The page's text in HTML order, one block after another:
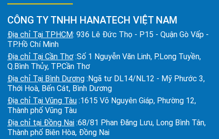
CÔNG TY TNHH HANATECH VIỆT NAM
Địa chỉ Tại TPHCM: 936 Lê Đức Thọ - P15 - Quận Gò Vấp -
TP.Hồ Chí Minh
Địa chỉ Tại Cần Thơ :Số 1 Nguyễn Văn Linh, P.Long Tuyền,
Q.Bình Thủy, TP.Cần Thơ
Địa chỉ Tại Bình Dương :Ngã tư DL14/NL12 - Mỹ Phước 3,
Thới Hoà, Bến Cát, Bình Dương
Địa chỉ Tại Vũng Tàu :1615 Võ Nguyên Giáp, Phường 12,
Thành phố Vũng Tàu
Địa chỉ tại Đồng Nai :68/81 Phan Đăng Lưu, Long Bình Tân,
Thành phố Biên Hòa, Đồng Nai